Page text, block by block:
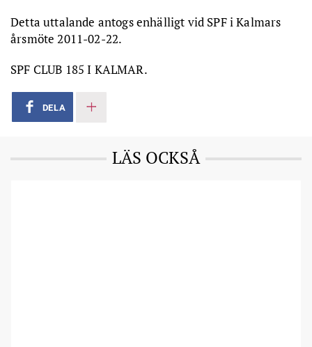
Detta uttalande antogs enhälligt vid SPF i Kalmars
årsmöte 2011-02-22.
SPF CLUB 185 I KALMAR.
DELA
LÄS OCKSÅ